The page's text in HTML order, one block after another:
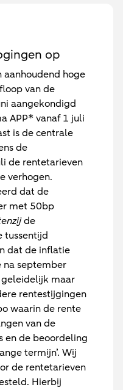
op
aanhoudend hoge
van de
aangekondigd
APP* vanaf 1 juli
is de centrale
de
de rentetarieven
verhogen.
dat de
met 50bp
de
tussentijd
dat de inflatie
na september
geleidelijk maar
rentestijgingen
waarin de rente
van de
en de beoordeling
termijn’. Wij
de rentetarieven
Hierbij